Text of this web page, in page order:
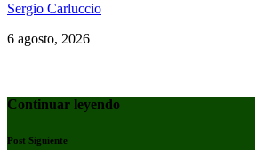
Sergio Carluccio
6 agosto, 2026
Continuar leyendo
Post Siguiente